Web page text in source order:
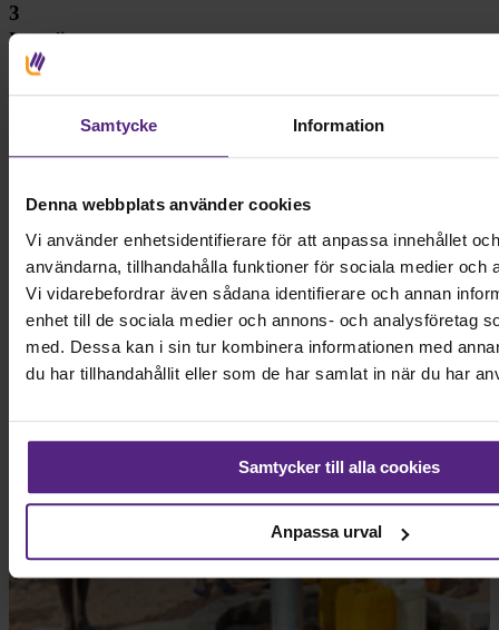
Samtycke Information
Denna webbplats använder cookies
Vi använder enhetsidentifierare för att anpassa innehållet
användarna, tillhandahålla funktioner för sociala medier och
Vi vidarebefordrar även sådana identifierare och annan
enhet till de sociala medier och annons- och analysföretag
med. Dessa kan i sin tur kombinera informationen med
du har tillhandahållit eller som de har samlat in när du har
Samtycker till alla cookies
Anpassa urval
3
Insamlingar
44
Insamlingar
Insamling